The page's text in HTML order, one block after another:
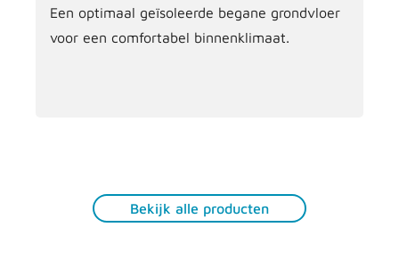
Een optimaal geïsoleerde begane grondvloer
voor een comfortabel binnenklimaat.
Bekijk alle producten